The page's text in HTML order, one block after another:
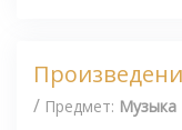
/ Предмет: Музыка